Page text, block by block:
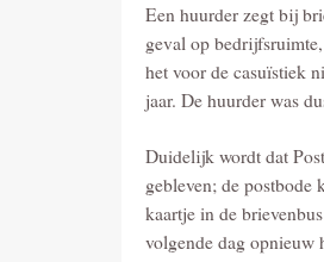
Een huurder zegt bij
geval op
het voor de casuïstiek
jaar. De huurder was
Duidelijk wordt dat
gebleven; de postbode
kaartje in de
volgende dag opnieuw